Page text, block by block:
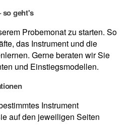
so geht's
Probemonat zu starten. So
das Instrument und die
Gerne beraten wir Sie
und Einstiegsmodellen.
Instrument
auf den jeweiligen Seiten